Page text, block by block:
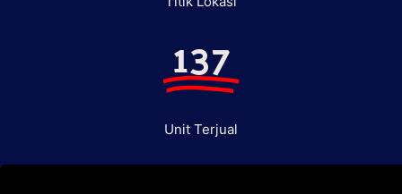
137
Unit Terjual